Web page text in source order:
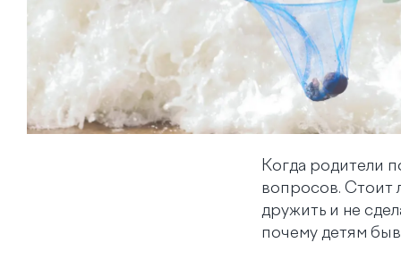
Когда родители
вопросов. Стоит
дружить и не
почему детям